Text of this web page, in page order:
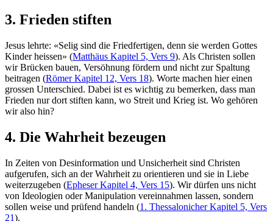
3. Frieden stiften
Jesus lehrte: «Selig sind die Friedfertigen, denn sie werden Gottes
Kinder heissen» (Matthäus Kapitel 5, Vers 9). Als Christen sollen
wir Brücken bauen, Versöhnung fördern und nicht zur Spaltung
beitragen (Römer Kapitel 12, Vers 18). Worte machen hier einen
grossen Unterschied. Dabei ist es wichtig zu bemerken, dass man
Frieden nur dort stiften kann, wo Streit und Krieg ist. Wo gehören
wir also hin?
4. Die Wahrheit bezeugen
In Zeiten von Desinformation und Unsicherheit sind Christen
aufgerufen, sich an der Wahrheit zu orientieren und sie in Liebe
weiterzugeben (Epheser Kapitel 4, Vers 15). Wir dürfen uns nicht
von Ideologien oder Manipulation vereinnahmen lassen, sondern
sollen weise und prüfend handeln (1. Thessalonicher Kapitel 5, Vers
21).